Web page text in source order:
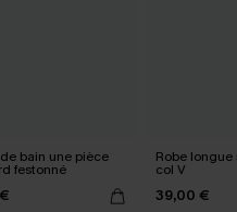
bain une pièce
festonné
Robe longue
col V
39,00 €